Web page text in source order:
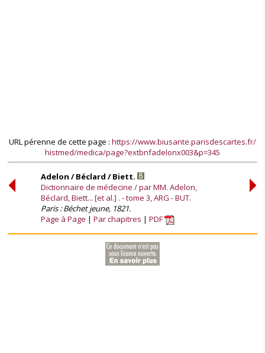
URL pérenne de cette page : https://www.biusante.parisdescartes.fr/
histmed/medica/page?extbnfadelonx003&p=345
Adelon / Béclard / Biett.
Dictionnaire de médecine / par MM. Adelon,
Béclard, Biett... [et al.] . - tome 3, ARG - BUT.
Paris : Béchet jeune, 1821.
Page à Page
Par chapitres PDF